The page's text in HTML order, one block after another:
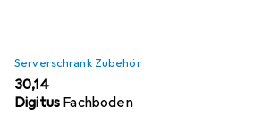
Serverschrank Zubehör
EUR
30,14
Digitus Fachboden